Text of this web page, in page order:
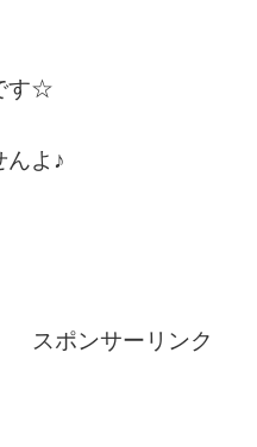
す☆
んよ♪
スポンサーリンク